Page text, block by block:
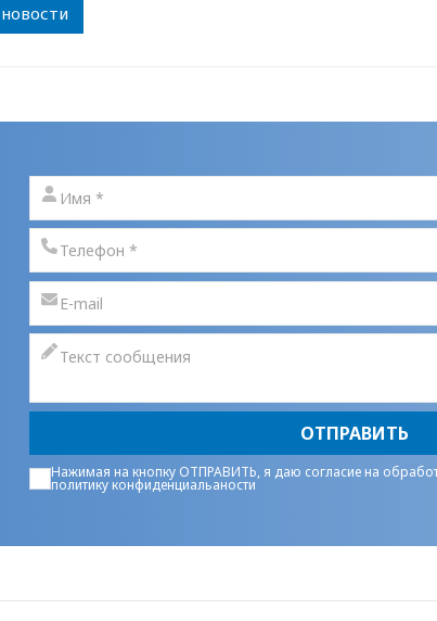
ОТПРАВИТЬ
Нажимая на кнопку ОТПРАВИТЬ, я даю согласие на
политику конфиденциальаности